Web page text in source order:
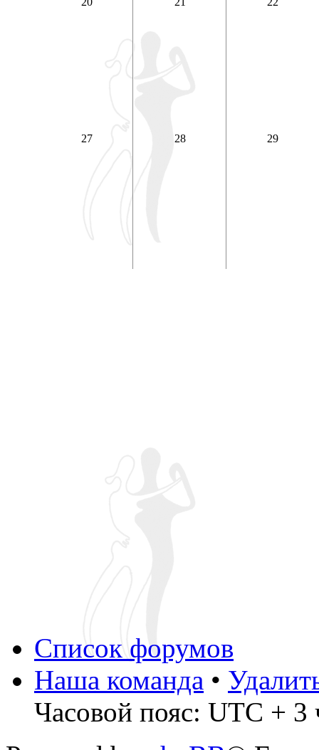
27 28 29
Список форумов
Наша команда •
Часовой пояс: UTC + 3